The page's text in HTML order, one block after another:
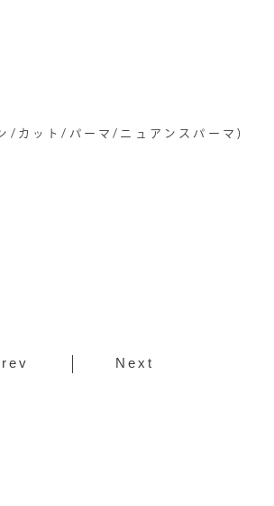
/カット/パーマ/ニュアンスパーマ)
Next